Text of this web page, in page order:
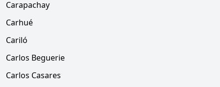
Carapachay
Carhué
Cariló
Carlos Beguerie
Carlos Casares